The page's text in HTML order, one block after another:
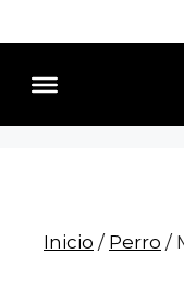
al
Inicio / Perro /